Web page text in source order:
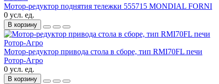
Мотор-редуктор поднятия тележки 555715 MONDIAL FORNI
0 усл. ед.
В корзину
Мотор-редуктор привода стола в сборе, тип RMI70FL печи
Ротор-Агро
0 усл. ед.
В корзину